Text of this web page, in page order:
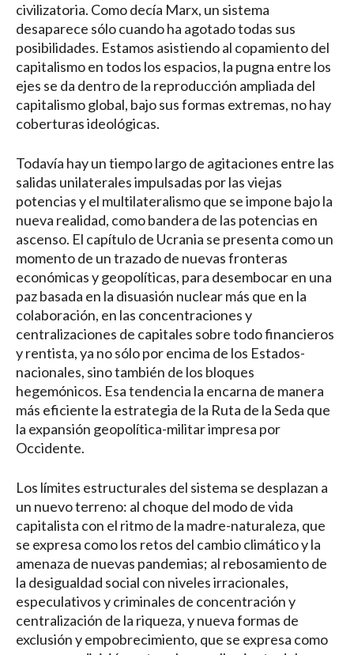
civilizatoria. Como decía Marx, un sistema
desaparece sólo cuando ha agotado todas sus
posibilidades. Estamos asistiendo al copamiento del
capitalismo en todos los espacios, la pugna entre los
ejes se da dentro de la reproducción ampliada del
capitalismo global, bajo sus formas extremas, no hay
coberturas ideológicas.
Todavía hay un tiempo largo de agitaciones entre las
salidas unilaterales impulsadas por las viejas
potencias y el multilateralismo que se impone bajo la
nueva realidad, como bandera de las potencias en
ascenso. El capítulo de Ucrania se presenta como un
momento de un trazado de nuevas fronteras
económicas y geopolíticas, para desembocar en una
paz basada en la disuasión nuclear más que en la
colaboración, en las concentraciones y
centralizaciones de capitales sobre todo financieros
y rentista, ya no sólo por encima de los Estados-
nacionales, sino también de los bloques
hegemónicos. Esa tendencia la encarna de manera
más eficiente la estrategia de la Ruta de la Seda que
la expansión geopolítica-militar impresa por
Occidente.
Los límites estructurales del sistema se desplazan a
un nuevo terreno: al choque del modo de vida
capitalista con el ritmo de la madre-naturaleza, que
se expresa como los retos del cambio climático y la
amenaza de nuevas pandemias; al rebosamiento de
la desigualdad social con niveles irracionales,
especulativos y criminales de concentración y
centralización de la riqueza, y nueva formas de
exclusión y empobrecimiento, que se expresa como